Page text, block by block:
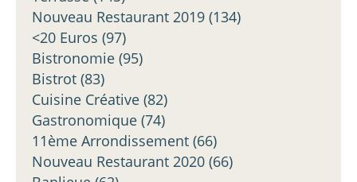
Nouveau Restaurant 2019 (134)
<20 Euros (97)
Bistronomie (95)
Bistrot (83)
Cuisine Créative (82)
Gastronomique (74)
11ème Arrondissement (66)
Nouveau Restaurant 2020 (66)